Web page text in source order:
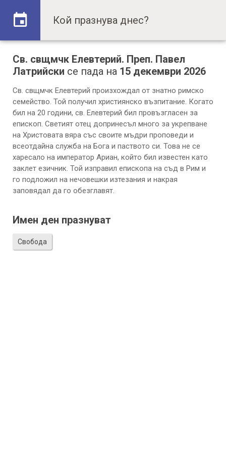
Св. свщмчк Елевтерий. Преп. Павел
Латрийски се пада на 15 декември 2026
Св. свщмчк Елевтерий произхождал от знатно римско
семейство. Той получил християнско възпитание. Когато
бил на 20 години, св. Елевтерий бил провъзгласен за
епископ. Светият отец допринесъл много за укрепване
на Христовата вяра със своите мъдри проповеди и
всеотдайна служба на Бога и паството си. Това не се
харесало на император Ариан, който бил известен като
заклет езичник. Той изправил епископа на съд в Рим и
го подложил на нечовешки изтезания и накрая
заповядал да го обезглавят.
Имен ден празнуват
Свобода